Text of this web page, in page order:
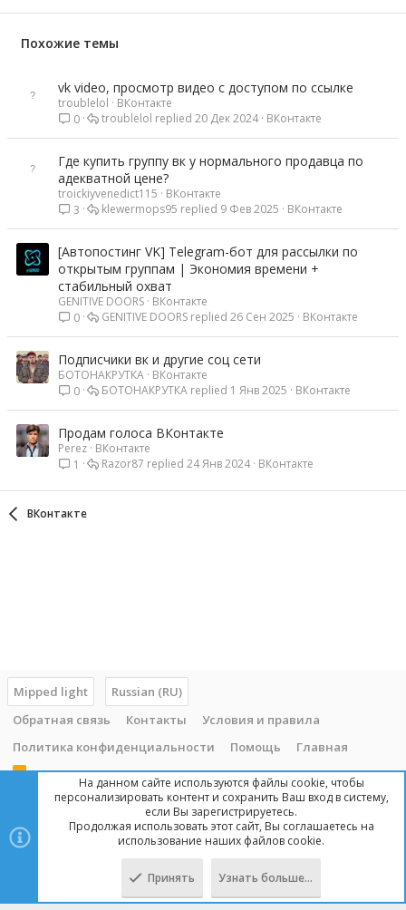
Похожие темы
vk video, просмотр видео с доступом по ссылке
troublelol
ВКонтакте
0
ВКонтакте
20 Дек 2024
troublelol
Где купить группу вк у нормального продавца по
адекватной цене?
troickiyvenedict115
ВКонтакте
3
ВКонтакте
9 Фев 2025
klewermops95
[Автопостинг VK] Telegram-бот для рассылки по
открытым группам | Экономия времени +
стабильный охват
GENITIVE DOORS ВКонтакте
0
ВКонтакте
26 Сен 2025
GENITIVE DOORS
Подписчики вк и другие соц сети
БОТОНАКРУТКА ВКонтакте
0
ВКонтакте
1 Янв 2025
БОТОНАКРУТКА
Продам голоса ВКонтакте
Perez ВКонтакте
1
ВКонтакте
24 Янв 2024
Razor87
ВКонтакте
Mipped light
Russian (RU)
Обратная связь
Контакты
Условия и правила
Политика конфиденциальности
Помощь Главная
R
Copyright © 2014 - 2025, mipped.com. Все права защищены. При
копировании материала с сайта, обратная ссылка обязательна!
На данном сайте используются файлы cookie, чтобы
персонализировать контент и сохранить Ваш вход в систему,
если Вы зарегистрируетесь.
Продолжая использовать этот сайт, Вы соглашаетесь на
использование наших файлов cookie.
Принять Узнать больше…